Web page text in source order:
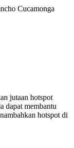
Cucamonga
jutaan hotspot
dapat membantu
hotspot di